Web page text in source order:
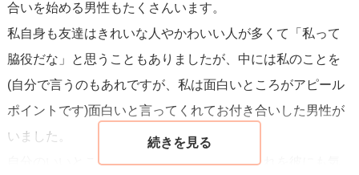
ることができます。
最終的には、あなたの心が何を求め、何が最善かを指し示
します。友人との関係を大切にし、自分自身の幸せと成長
に焦点を当てることで、道は開けます。人生は予期しない
方向に進むことがありますが、その過程で自分自身に忠実
であることが最も重要です。あなたが自分自身、そして周
合いを始める男性もたくさんいます。
私自身も友達はきれいな人やかわいい人が多くて「私って
脇役だな」と思うこともありましたが、中には私のことを
(自分で言うのもあれですが、私は面白いところがアピール
ポイントです)面白いと言ってくれてお付き合いした男性が
いました。
自分のいいところを見つけているならば、それを彼にも気